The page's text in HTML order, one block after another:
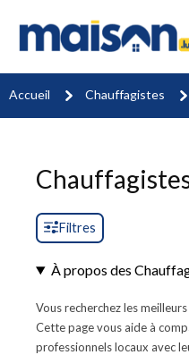
Accueil Chauffagistes
Filtres
À propos des
Vous recherchez les meilleurs
Cette page vous aide à
professionnels locaux avec